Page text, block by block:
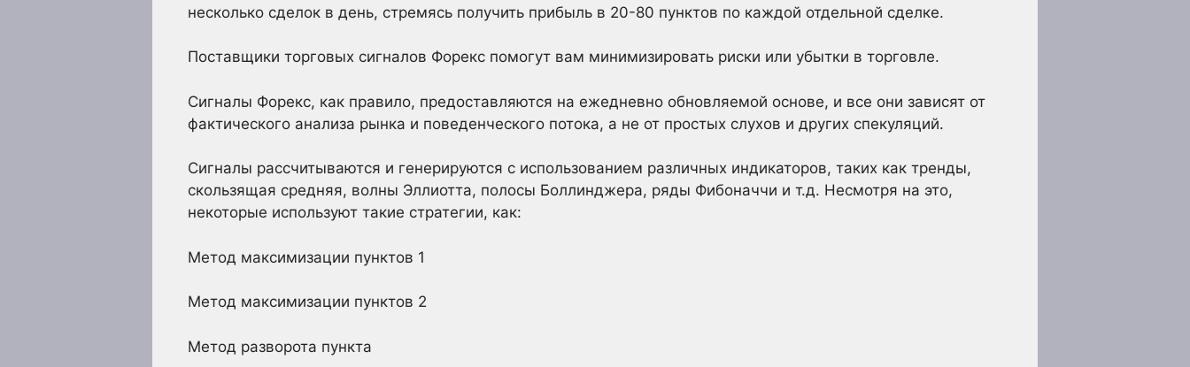
несколько сделок в день, стремясь получить прибыль в 20-80 пунктов по каждой отдельной сделке.
Поставщики торговых сигналов Форекс помогут вам минимизировать риски или убытки в торговле.
Сигналы Форекс, как правило, предоставляются на ежедневно обновляемой основе, и все они зависят от
фактического анализа рынка и поведенческого потока, а не от простых слухов и других спекуляций.
Сигналы рассчитываются и генерируются с использованием различных индикаторов, таких как тренды,
скользящая средняя, волны Эллиотта, полосы Боллинджера, ряды Фибоначчи и т.д. Несмотря на это,
некоторые используют такие стратегии, как:
Метод максимизации пунктов 1
Метод максимизации пунктов 2
Метод разворота пункта